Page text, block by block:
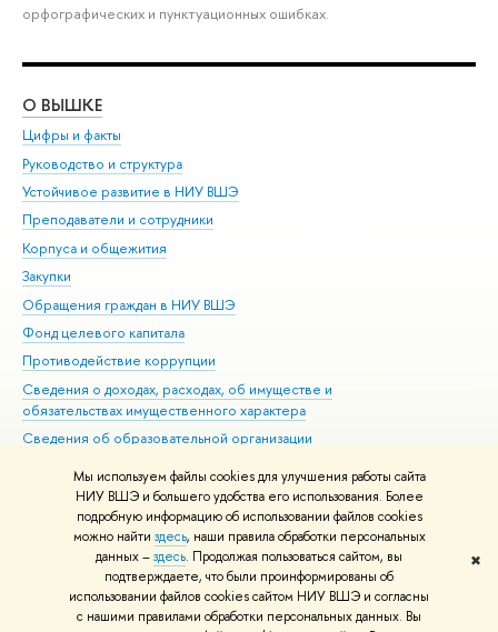
Мы используем файлы cookies для улучшения работы сайта
НИУ ВШЭ и большего удобства его использования. Более
подробную информацию об использовании файлов cookies
можно найти здесь, наши правила обработки персональных
данных –здесь. Продолжая пользоваться сайтом, вы
подтверждаете, что были проинформированы о
использовании файлов cookies сайтом НИУ ВШЭ и согласны
с нашими правилами обработки персональных данных. Вы
✖
орфографических и пунктуационных ошибках.
О ВЫШКЕ
Цифры и факты
Руководство и структура
Устойчивое развитие в НИУ ВШЭ
Преподаватели и сотрудники
Корпуса и общежития
Закупки
Обращения граждан в НИУ ВШЭ
Фонд целевого капитала
Противодействие коррупции
Сведения о доходах, расходах, об имуществе и
обязательствах имущественного характера
Сведения об образовательной организации
Людям с ограниченными возможностями здоровья
Единая платежная страница
Работа в Вышке
© НИУ ВШЭ 1993–2026 Адреса и контакты Условия использования
материало Политика конфиденциальности Карта сайта